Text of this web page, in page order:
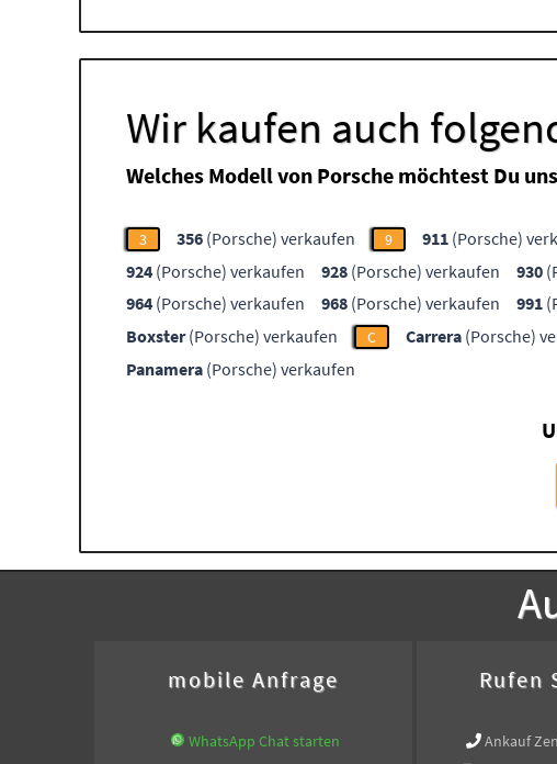
Wir kaufen auch
Welches Modell von Porsche möchtest Du
3 356 (Porsche) verkaufen 9 911 (Porsche)
924 (Porsche) verkaufen 928 (Porsche) verkaufen 930
964 (Porsche) verkaufen 968 (Porsche) verkaufen 991
Boxster(Porsche) verkaufen C Carrera (Porsche)
Panamera (Porsche) verkaufen
mobile Anfrage
WhatsApp Chat starten
Rufen
Ankauf